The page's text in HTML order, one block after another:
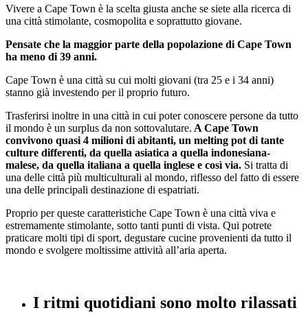
Vivere a Cape Town è la scelta giusta anche se siete alla ricerca di
una città stimolante, cosmopolita e soprattutto giovane.
Pensate che la maggior parte della popolazione di Cape Town
ha meno di 39 anni.
Cape Town è una città su cui molti giovani (tra 25 e i 34 anni)
stanno già investendo per il proprio futuro.
Trasferirsi inoltre in una città in cui poter conoscere persone da tutto
il mondo è un surplus da non sottovalutare. A Cape Town
convivono quasi 4 milioni di abitanti, un melting pot di tante
culture differenti, da quella asiatica a quella indonesiana-
malese, da quella italiana a quella inglese e così via. Si tratta di
una delle città più multiculturali al mondo, riflesso del fatto di essere
una delle principali destinazione di espatriati.
Proprio per queste caratteristiche Cape Town è una città viva e
estremamente stimolante, sotto tanti punti di vista. Qui potrete
praticare molti tipi di sport, degustare cucine provenienti da tutto il
mondo e svolgere moltissime attività all’aria aperta.
I ritmi quotidiani sono molto rilassati